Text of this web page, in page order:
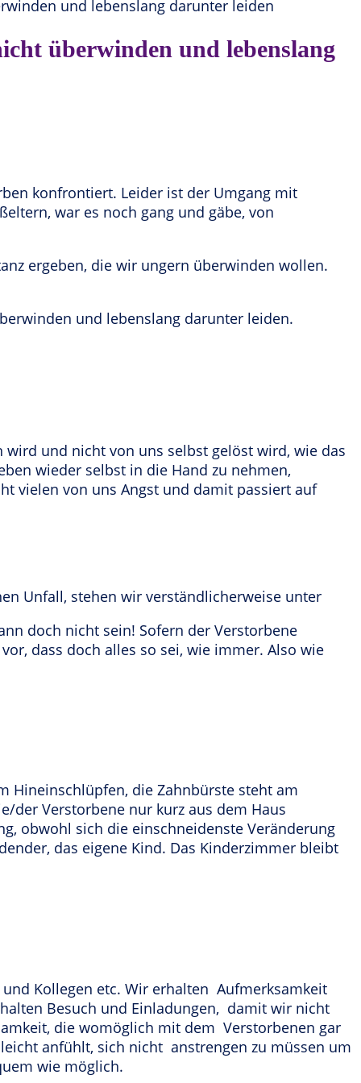
überwinden und lebenslang
konfrontiert. Leider ist der Umgang mit
war es noch gang und gäbe, von
ergeben, die wir ungern überwinden wollen.
und lebenslang darunter leiden.
und nicht von uns selbst gelöst wird, wie das
wieder selbst in die Hand zu nehmen,
vielen von uns Angst und damit passiert auf
Unfall, stehen wir verständlicherweise unter
doch nicht sein! Sofern der Verstorbene
dass doch alles so sei, wie immer. Also wie
Hineinschlüpfen, die Zahnbürste steht am
der Verstorbene nur kurz aus dem Haus
obwohl sich die einschneidenste Veränderung
das eigene Kind. Das Kinderzimmer bleibt
Kollegen etc. Wir erhalten Aufmerksamkeit
Besuch und Einladungen, damit wir nicht
die womöglich mit dem Verstorbenen gar
anfühlt, sich nicht anstrengen zu müssen um
wie möglich.